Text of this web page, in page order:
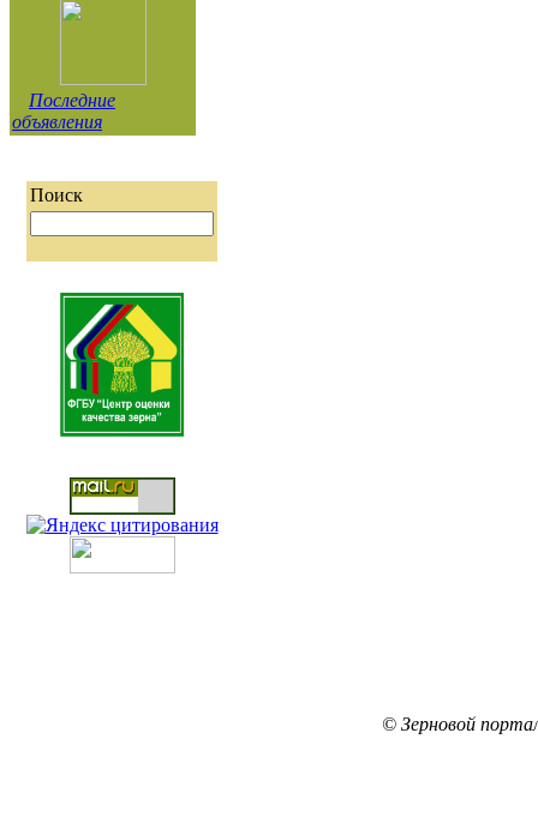
Последние
объявления
Поиск
© Зерновой